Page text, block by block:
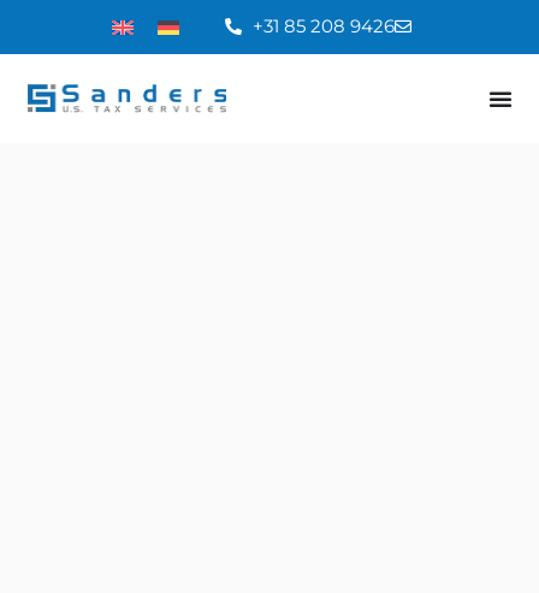
+31 85 208 9426